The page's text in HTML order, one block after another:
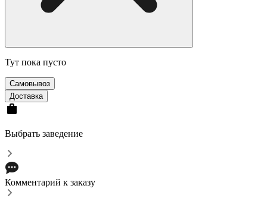
Тут пока пусто
Самовывоз
Доставка
Выбрать заведение
Комментарий к заказу